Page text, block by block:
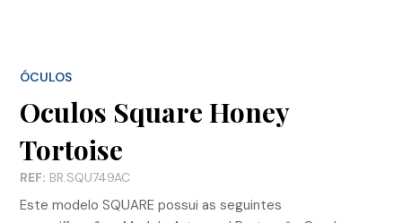
ÓCULOS
Oculos Square Honey
Tortoise
REF: BR.SQU749AC
Este modelo SQUARE possui as seguintes